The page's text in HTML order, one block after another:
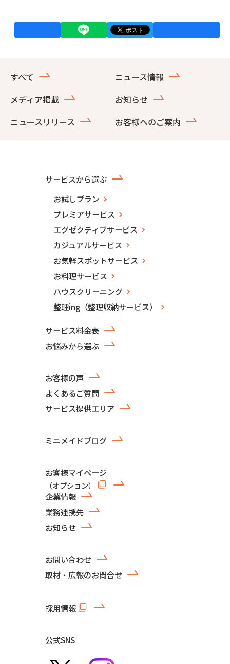
すべて
ニュース情報
メディア掲載
お知らせ
ニュースリリース
お客様へのご案内
サービスから選ぶ
お試しプラン
プレミアサービス
エグゼクティブサービス
カジュアルサービス
お気軽スポットサービス
お料理サービス
ハウスクリーニング
整理ing（整理収納サービス）
サービス料金表
お悩みから選ぶ
お客様の声
よくあるご質問
サービス提供エリア
ミニメイドブログ
お客様マイページ
（オプション）
企業情報
業務連携先
お知らせ
お問い合わせ
取材・広報のお問合せ
採用情報
公式SNS